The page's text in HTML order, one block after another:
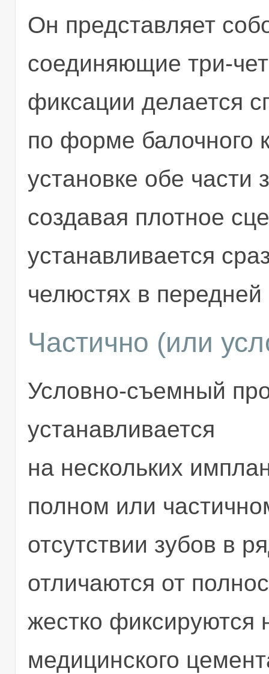
Он представляет
соединяющие три-
фиксации делается
по форме балочного
установке обе
создавая плотное
устанавливается
челюстях в передней
Частично (или
Условно-съемный
устанавливается
на нескольких
полном или
отсутствии зубов в
отличаются от
жестко
медицинского